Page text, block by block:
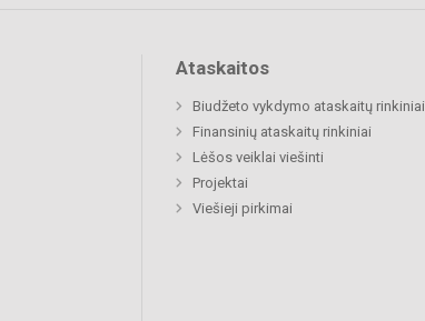
Ataskaitos
Biudžeto vykdymo ataskaitų rinkiniai
Finansinių ataskaitų rinkiniai
Lėšos veiklai viešinti
Projektai
Viešieji pirkimai